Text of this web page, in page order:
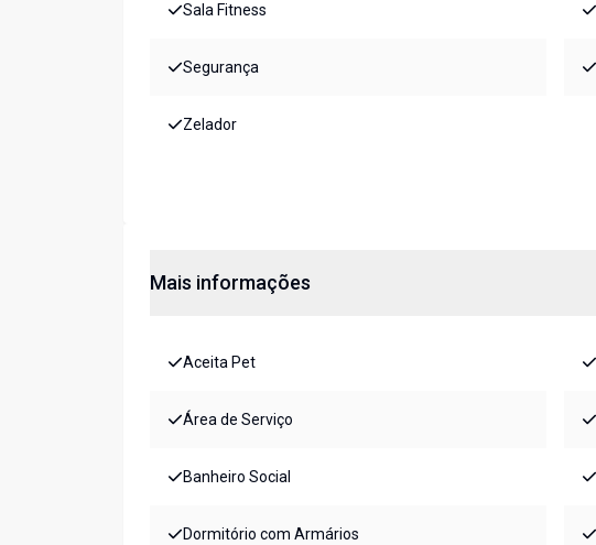
Sala Fitness
Segurança
Zelador
Mais informações
Aceita Pet
Área de Serviço
Banheiro Social
Dormitório com Armários